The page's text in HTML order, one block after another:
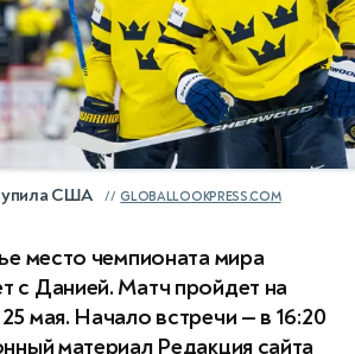
США GLOBALLOOKPRESS.COM
место чемпионата мира
с Данией. Матч пройдет на
мая. Начало встречи — в 16:20
материал Редакция сайта